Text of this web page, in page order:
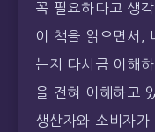
꼭 필요하다고 생각
이 책을 읽으면서,
는지 다시금 이해
을 전혀 이해하고
생산자와 소비자가